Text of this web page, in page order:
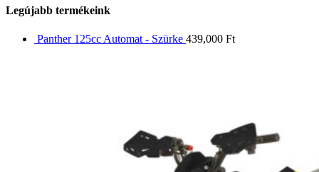
Legújabb termékeink
Panther 125cc Automat - Szürke 439,000 Ft